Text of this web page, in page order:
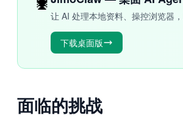
让 AI 处理本地资料、操控浏览器
下载桌面版
面临的挑战